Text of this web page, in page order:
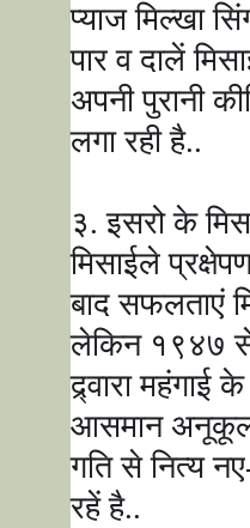
प्याज मिल्खा
पार व दालें
अपनी पुरानी
लगा रही है..
३. इसरो के
मिसाईले
बाद सफलताएं
लेकिन १९४७
द्र्वारा
आसमान अनूकूल
गति से नित्य
रहें है..